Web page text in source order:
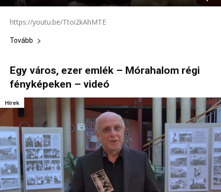
https://youtu.be/Ttoi2kAhMTE
Tovább
Egy város, ezer emlék – Mórahalom régi
fényképeken – videó
Hírek